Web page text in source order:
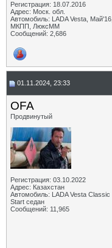
Регистрация: 18.07.2016
Адрес: Моск. обл.
Автомобиль: LADA Vesta, Май'16,
МКПП, ЛюксММ
Сообщений: 2,686
01.11.2024, 23:33
OFA
Продвинутый
Регистрация: 03.10.2022
Адрес: Казахстан
Автомобиль: LADA Vesta Classic
Start седан
Сообщений: 11,965